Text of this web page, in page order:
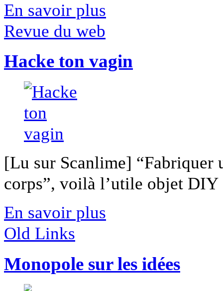
En savoir plus
Revue du web
Hacke ton vagin
[Lu sur Scanlime] “Fabriquer
corps”, voilà l’utile objet
En savoir plus
Old Links
Monopole sur les idées